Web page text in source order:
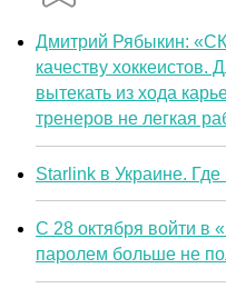
Дмитрий Рябыкин:
качеству хоккеистов.
вытекать из хода
тренеров не легкая
Starlink в Украине. Где
С 28 октября войти в
паролем больше не